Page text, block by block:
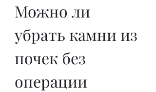
Можно ли
убрать камни из
почек без
операции